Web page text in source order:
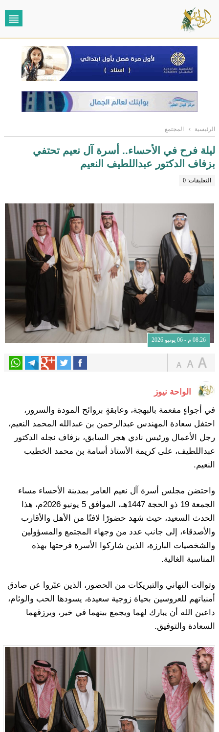
الرئيسية › المجتمع
ليلة فرح في الأحساء.. أسرة آل نعيم تحتفي
بزفاف الدكتور عبداللطيف النعيم
التعليقات: 0
08:26 م - 06 يونيو 2026
الواحة نيوز
في أجواءٍ مفعمة بالبهجة، وعابقةٍ بروائح المودة والسرور،
احتفل سعادة المهندس عبدالرحمن بن عبدالله المحمد النعيم،
رجل الأعمال ورئيس نادي هجر السابق، بزفاف نجله الدكتور
عبداللطيف، على كريمة الأستاذ أسامة بن محمد الخطيب
النعيم.
واحتضن مجلس أسرة آل نعيم العامر بمدينة الأحساء مساء
الجمعة 19 ذو الحجة 1447هـ، الموافق 5 يونيو 2026م، هذا
الحدث السعيد، حيث شهد حضورًا لافتًا من الأهل والأقارب
والأصدقاء، إلى جانب عدد من وجهاء المجتمع والمسؤولين
والشخصيات البارزة، الذين شاركوا الأسرة فرحتها بهذه
المناسبة الغالية.
وتوالت التهاني والتبريكات من الحضور، الذين عبّروا عن صادق
أمنياتهم للعروسين بحياة زوجية سعيدة، يسودها الحب والوئام،
داعين الله أن يبارك لهما ويجمع بينهما في خير، ويرزقهما
السعادة والتوفيق.